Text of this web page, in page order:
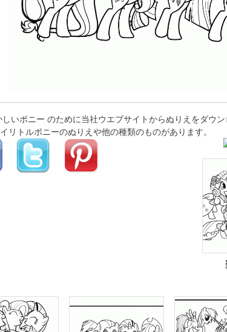
いポニー のために当社ウエブサイトからぬりえをダウン
リトルポニーのぬりえや他の種類のものがあります。